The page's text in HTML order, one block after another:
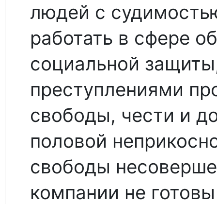
людей с
работать в сфере
социальной
преступлениями
свободы, чести и
половой
свободы
компании не